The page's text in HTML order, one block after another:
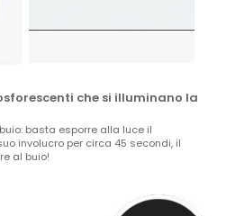
che si illuminano la
basta esporre alla luce il
involucro per circa 45 secondi, il
al buio!